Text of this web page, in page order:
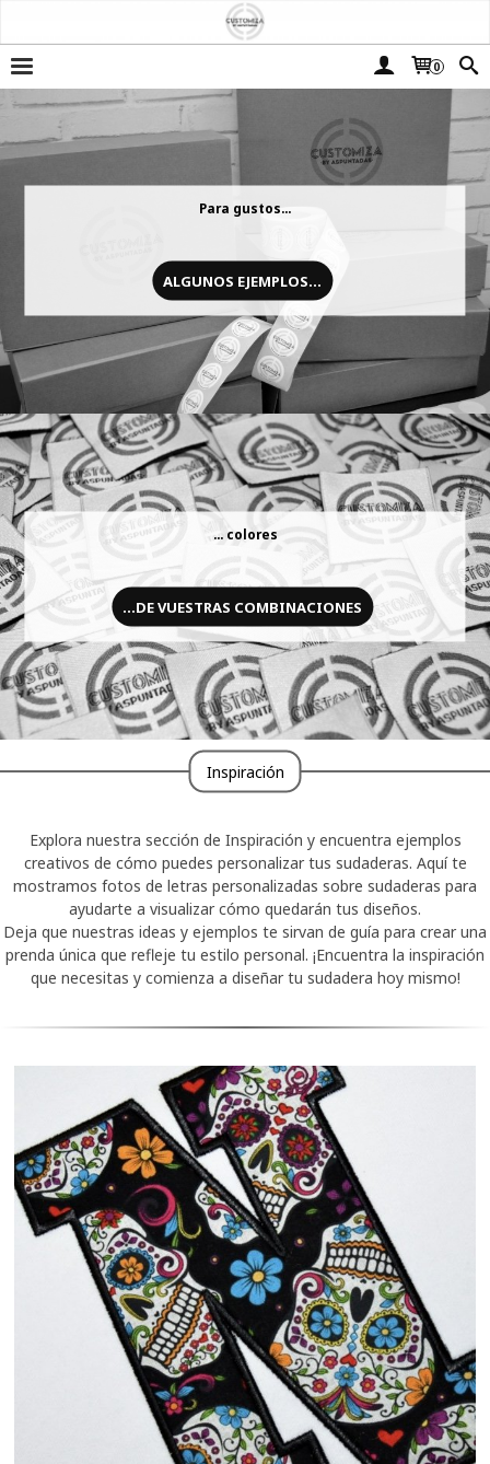
0
Para gustos...
ALGUNOS EJEMPLOS...
... colores
...DE VUESTRAS COMBINACIONES
Inspiración
Explora nuestra sección de Inspiración y encuentra ejemplos
creativos de cómo puedes personalizar tus sudaderas. Aquí te
mostramos fotos de letras personalizadas sobre sudaderas para
ayudarte a visualizar cómo quedarán tus diseños.
Deja que nuestras ideas y ejemplos te sirvan de guía para crear una
prenda única que refleje tu estilo personal. ¡Encuentra la inspiración
que necesitas y comienza a diseñar tu sudadera hoy mismo!